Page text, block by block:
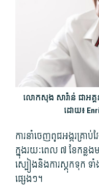
លោក​សុង សារ៉ា​ន់ ជា​អគ្
ដោយ៖
ការនាំចេញ​ពូជ​អង្ករ​គ្រា
ក្នុងរយៈពេល ៧ ខែ​កន្លង
ស្បៀង​និង​ការ​ស្តុក​ទុក ទាំ
ផ្សេង​ៗ។